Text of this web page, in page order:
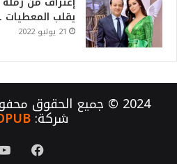
يقلب
21 يوليو 2022
2024 © جميع الحقوق
شركة: